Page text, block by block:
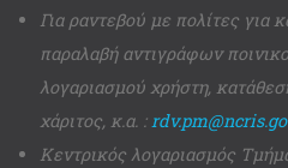
Για ραντεβού με πολίτες για
παραλαβή αντιγράφων
λογαριασμού χρήστη,
χάριτος, κ.α. :
Κεντρικός λογαριασμός